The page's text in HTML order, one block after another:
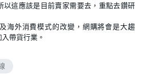
以這應該是目前賣家需要去，重點去鑽研
海外消費模式的改變，網購將會是大趨
帶貨行業。